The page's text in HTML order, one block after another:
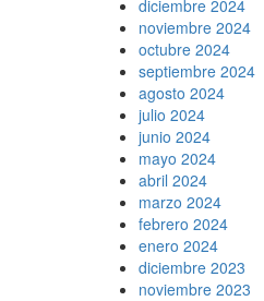
diciembre 2024
noviembre 2024
octubre 2024
septiembre 2024
agosto 2024
julio 2024
junio 2024
mayo 2024
abril 2024
marzo 2024
febrero 2024
enero 2024
diciembre 2023
noviembre 2023